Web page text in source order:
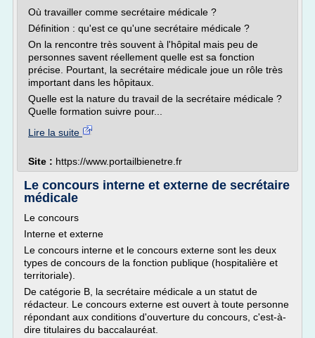
Où travailler comme secrétaire médicale ?
Définition : qu'est ce qu'une secrétaire médicale ?
On la rencontre très souvent à l'hôpital mais peu de
personnes savent réellement quelle est sa fonction
précise. Pourtant, la secrétaire médicale joue un rôle très
important dans les hôpitaux.
Quelle est la nature du travail de la secrétaire médicale ?
Quelle formation suivre pour...
Lire la suite
Site : https://www.portailbienetre.fr
Le concours interne et externe de secrétaire
médicale
Le concours
Interne et externe
Le concours interne et le concours externe sont les deux
types de concours de la fonction publique (hospitalière et
territoriale).
De catégorie B, la secrétaire médicale a un statut de
rédacteur. Le concours externe est ouvert à toute personne
répondant aux conditions d'ouverture du concours, c'est-à-
dire titulaires du baccalauréat.